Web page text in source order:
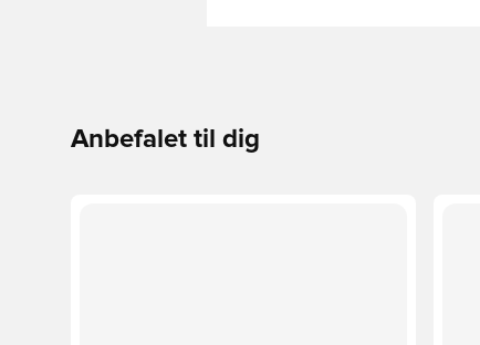
Anbefalet til dig